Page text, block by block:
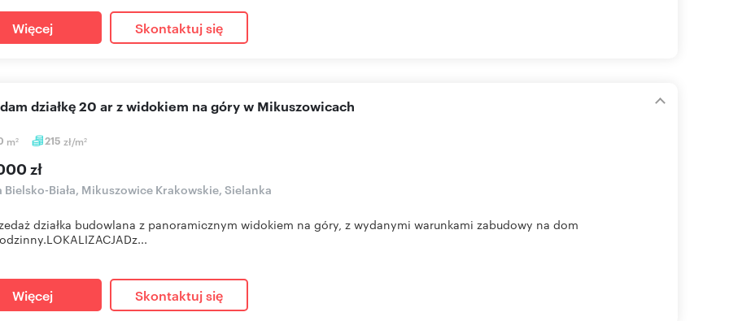
Więcej Skontaktuj się
m2 215 zł/m2
działkę 20 ar z widokiem na góry w Mikuszowicach
zł
Bielsko-Biała, Mikuszowice Krakowskie, Sielanka
działka budowlana z panoramicznym widokiem na góry, z wydanymi warunkami zabudowy na dom
Więcej Skontaktuj się